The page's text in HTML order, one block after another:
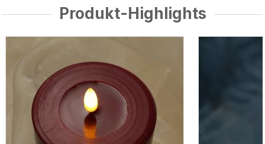
Produkt-Highlights